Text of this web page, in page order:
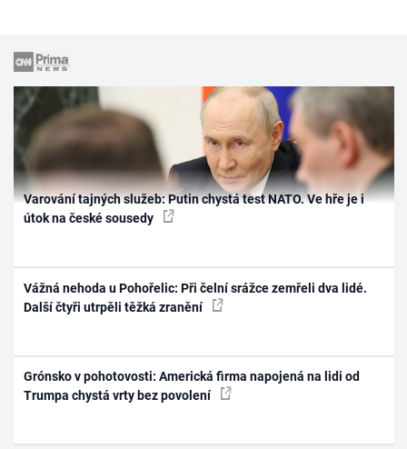
Varování tajných služeb: Putin chystá test NATO. Ve hře je i
útok na české sousedy
Vážná nehoda u Pohořelic: Při čelní srážce zemřeli dva lidé.
Další čtyři utrpěli těžká zranění
Grónsko v pohotovosti: Americká firma napojená na lidi od
Trumpa chystá vrty bez povolení